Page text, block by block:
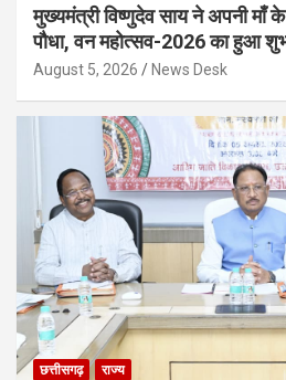
मुख्यमंत्री विष्णुदेव साय ने अपनी माँ
पौधा, वन महोत्सव-2026 का हुआ
August 5, 2026 News Desk
छत्तीसगढ़ राज्य